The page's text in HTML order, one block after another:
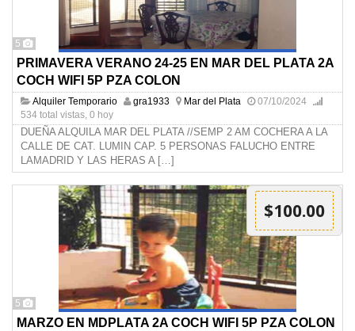
5
PRIMAVERA VERANO 24-25 EN MAR DEL PLATA 2A
COCH WIFI 5P PZA COLON
Alquiler Temporario gra1933 Mar del Plata
07/10/2024
534 total vistas, 0 hoy
DUEÑA ALQUILA MAR DEL PLATA //SEMP 2 AM COCHERA A LA
CALLE DE CAT. LUMIN CAP. 5 PERSONAS FALUCHO ENTRE
LAMADRID Y LAS HERAS A […]
5
$100.00
MARZO EN MDPLATA 2A COCH WIFI 5P PZA COLON